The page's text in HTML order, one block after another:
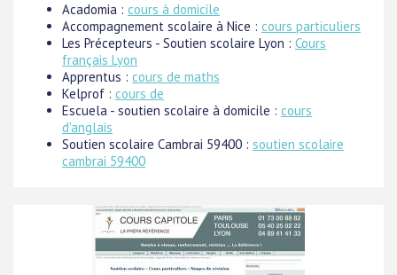
Acadomia : cours à domicile
Accompagnement scolaire à Nice : cours particuliers
Les Précepteurs - Soutien scolaire Lyon : Cours
français Lyon
Apprentus : cours de maths
Kelprof : cours de
Escuela - soutien scolaire à domicile : cours
d'anglais
Soutien scolaire Cambrai 59400 : soutien scolaire
cambrai 59400